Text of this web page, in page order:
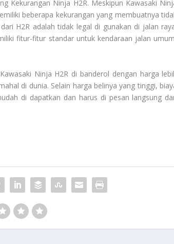
Kekurangan Ninja H2R. Meskipun Kawasaki
beberapa kekurangan yang membuatnya
H2R adalah tidak legal di gunakan di jalan
fitur-fitur standar untuk kendaraan jalan
Ninja H2R di banderol dengan harga
di dunia. Selain harga belinya yang tinggi,
di dapatkan dan harus di pesan langsung